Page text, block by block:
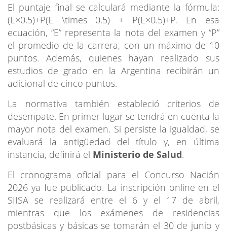
El puntaje final se calculará mediante la fórmula:
(E×0.5)+P(E \times 0.5) + P(E×0.5)+P. En esa
ecuación, “E” representa la nota del examen y “P”
el promedio de la carrera, con un máximo de 10
puntos. Además, quienes hayan realizado sus
estudios de grado en la Argentina recibirán un
adicional de cinco puntos.
La normativa también estableció criterios de
desempate. En primer lugar se tendrá en cuenta la
mayor nota del examen. Si persiste la igualdad, se
evaluará la antigüedad del título y, en última
instancia, definirá el Ministerio de Salud.
El cronograma oficial para el Concurso Nación
2026 ya fue publicado. La inscripción online en el
SIISA se realizará entre el 6 y el 17 de abril,
mientras que los exámenes de residencias
postbásicas y básicas se tomarán el 30 de junio y